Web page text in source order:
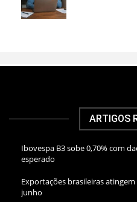
ARTIGOS
Ibovespa B3 sobe 0,70% com
esperado
Exportações brasileiras
junho